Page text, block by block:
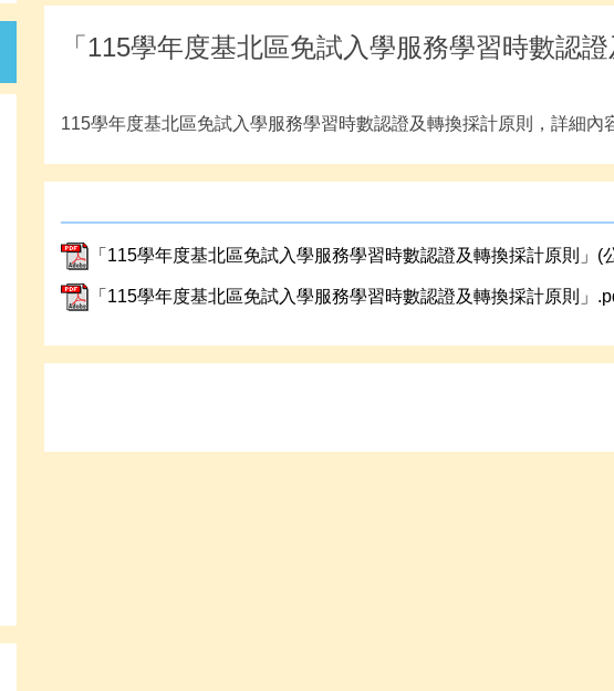
「115學年度基北區免試入學服務學習時數認
115學年度基北區免試入學服務學習時數認證及轉換採計原則，詳細內
「115學年度基北區免試入學服務學習時數認證及轉換採計原則」(
「115學年度基北區免試入學服務學習時數認證及轉換採計原則」